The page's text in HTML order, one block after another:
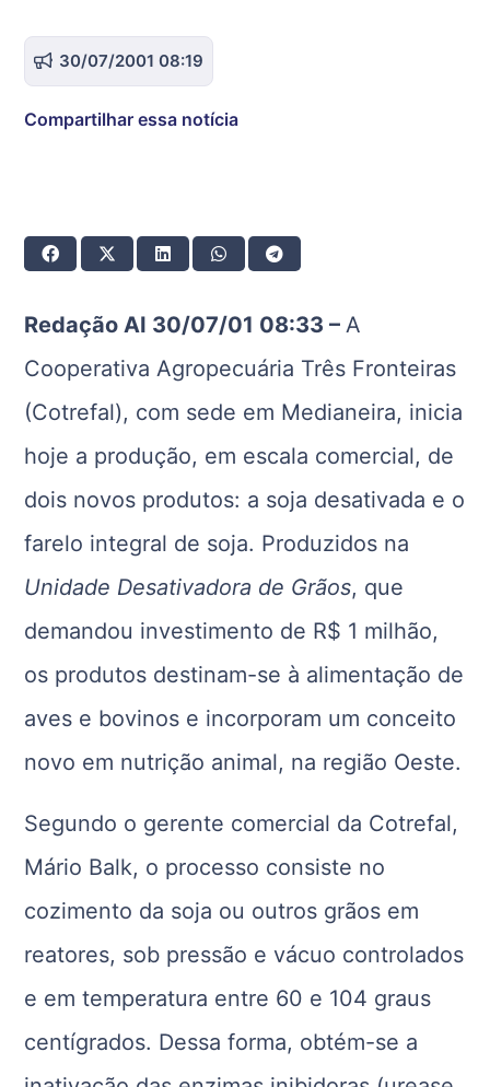
30/07/2001 08:19
Compartilhar essa notícia
Redação AI 30/07/01 08:33 –A
Cooperativa Agropecuária Três Fronteiras
(Cotrefal), com sede em Medianeira, inicia
hoje a produção, em escala comercial, de
dois novos produtos: a soja desativada e o
farelo integral de soja. Produzidos na
Unidade Desativadora de Grãos, que
demandou investimento de R$ 1 milhão,
os produtos destinam-se à alimentação de
aves e bovinos e incorporam um conceito
novo em nutrição animal, na região Oeste.
Segundo o gerente comercial da Cotrefal,
Mário Balk, o processo consiste no
cozimento da soja ou outros grãos em
reatores, sob pressão e vácuo controlados
e em temperatura entre 60 e 104 graus
centígrados. Dessa forma, obtém-se a